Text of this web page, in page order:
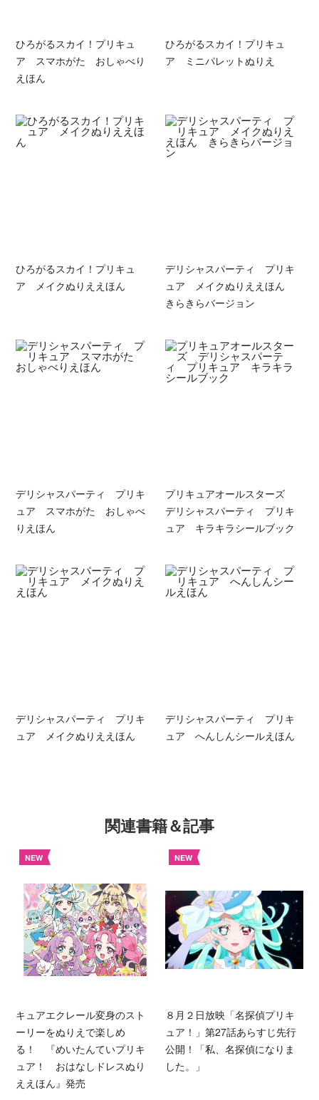
ひろがるスカイ！プリキュ
ア スマホがた おしゃべり
えほん
ひろがるスカイ！プリキュ
ア ミニパレットぬりえ
ひろがるスカイ！プリキュ
ア メイクぬりええほん
デリシャスパーティ プリキ
ュア メイクぬりええほん
きらきらバージョン
デリシャスパーティ プリキ
ュア スマホがた おしゃべ
りえほん
プリキュアオールスターズ
デリシャスパーティ プリキ
ュア キラキラシールブック
デリシャスパーティ プリキ
ュア メイクぬりええほん
デリシャスパーティ プリキ
ュア へんしんシールえほん
関連書籍＆記事
NEW
キュアエクレール変身のスト
ーリーをぬりえで楽しめ
る！ 『めいたんていプリキ
ュア！ おはなしドレスぬり
ええほん』発売
NEW
８月２日放映「名探偵プリキ
ュア！」第27話あらすじ先行
公開！「私、名探偵になりま
した。」